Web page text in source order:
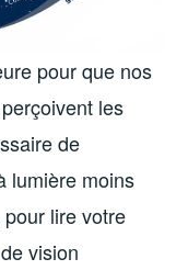
pour que nos
les
de
lumière moins
lire votre
vision